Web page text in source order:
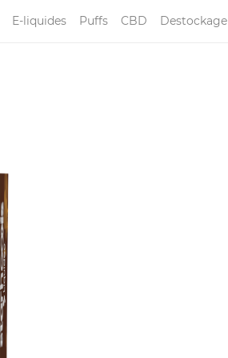
E-liquides Puffs CBD Destockage